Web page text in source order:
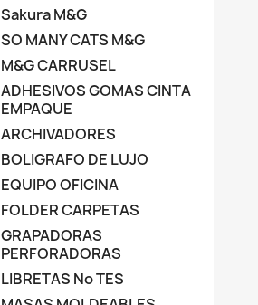
Sakura M&G
SO MANY CATS M&G
M&G CARRUSEL
ADHESIVOS GOMAS CINTA
EMPAQUE
ARCHIVADORES
BOLIGRAFO DE LUJO
EQUIPO OFICINA
FOLDER CARPETAS
GRAPADORAS
PERFORADORAS
LIBRETAS No TES